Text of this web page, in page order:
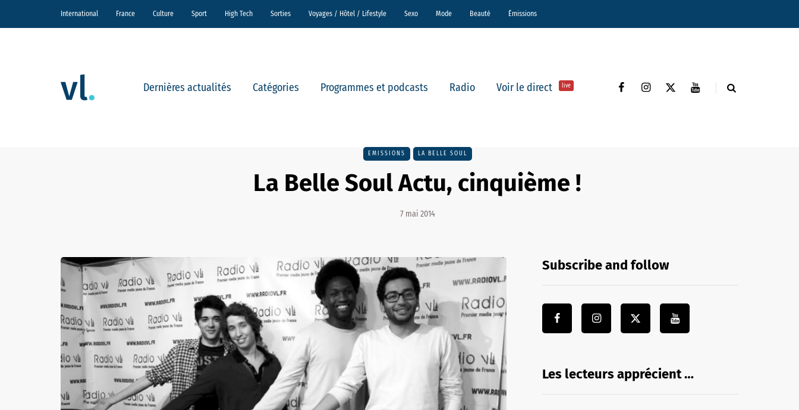
International France Culture Sport High Tech Sorties Voyages / Hôtel / Lifestyle Sexo Mode Beauté Émissions
Dernières actualités Catégories Programmes et podcasts Radio Voir le direct live
EMISSIONS LA BELLE SOUL
La Belle Soul Actu, cinquième !
7 mai 2014
Subscribe and follow
Les lecteurs apprécient …